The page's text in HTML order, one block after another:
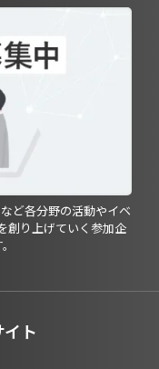
ど各分野の活動やイベ
創り上げていく参加企
ト